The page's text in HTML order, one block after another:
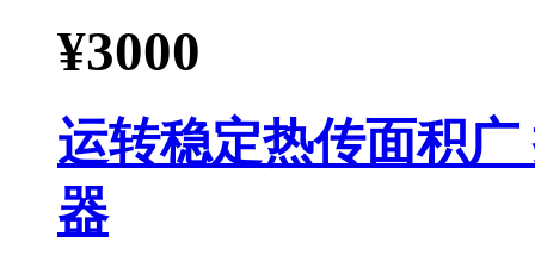
¥3000
运转稳定热传面积
器